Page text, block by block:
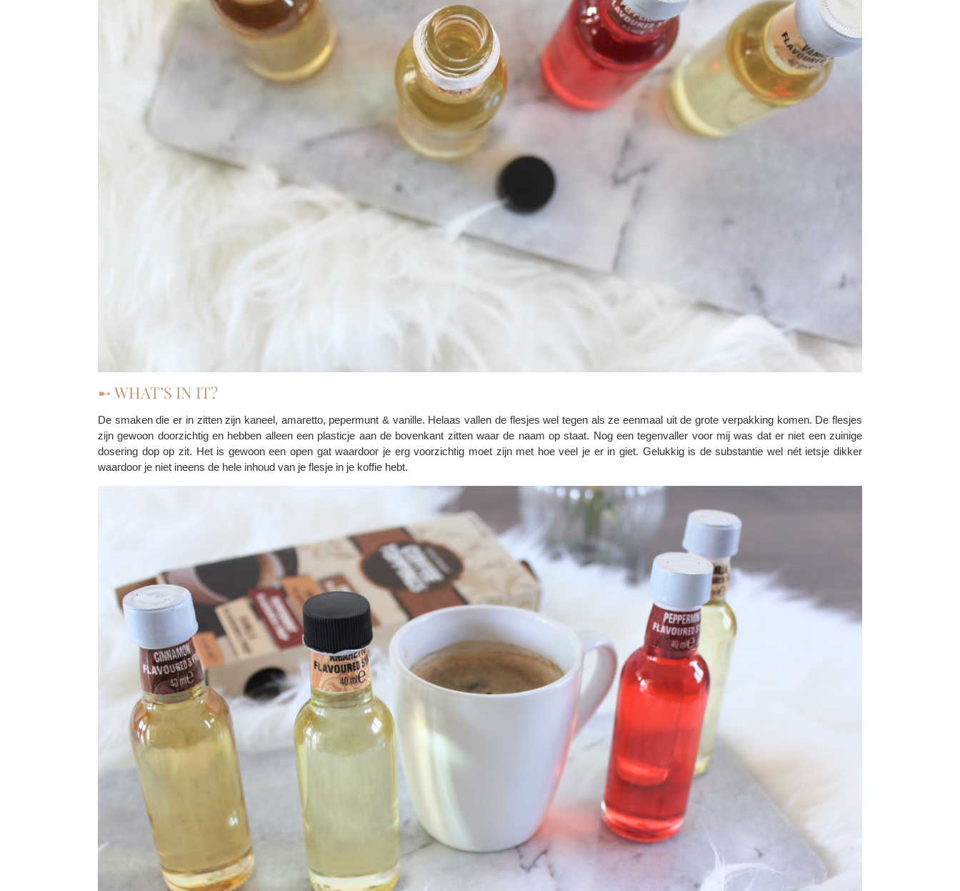
➸ WHAT’S IN IT?
De smaken die er in zitten zijn kaneel, amaretto, pepermunt & vanille. Helaas vallen de flesjes wel tegen als ze eenmaal uit de grote verpakking komen. De flesjes
zijn gewoon doorzichtig en hebben alleen een plasticje aan de bovenkant zitten waar de naam op staat. Nog een tegenvaller voor mij was dat er niet een zuinige
dosering dop op zit. Het is gewoon een open gat waardoor je erg voorzichtig moet zijn met hoe veel je er in giet. Gelukkig is de substantie wel nét ietsje dikker
waardoor je niet ineens de hele inhoud van je flesje in je koffie hebt.